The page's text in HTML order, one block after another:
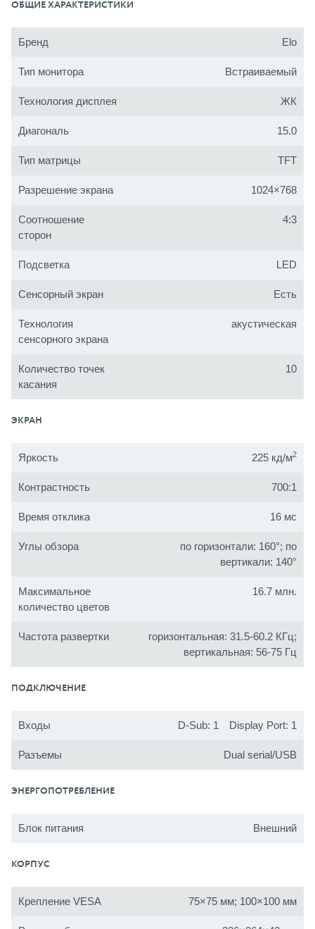
ОБЩИЕ ХАРАКТЕРИСТИКИ
Бренд Elo
Тип монитора Встраиваемый
Технология дисплея ЖК
Диагональ 15.0
Тип матрицы TFT
Разрешение экрана 1024×768
Соотношение
сторон
4:3
Подсветка LED
Сенсорный экран Есть
Технология
сенсорного экрана
акустическая
Количество точек
касания
10
ЭКРАН
Яркость 225 кд/м2
Контрастность 700:1
Время отклика 16 мс
Углы обзора
по горизонтали: 160°; по
вертикали: 140°
Максимальное
количество цветов
16.7 млн.
Частота развертки
горизонтальная: 31.5-60.2 КГц;
вертикальная: 56-75 Гц
ПОДКЛЮЧЕНИЕ
Входы D-Sub: 1 Display Port: 1
Разъемы Dual serial/USB
ЭНЕРГОПОТРЕБЛЕНИЕ
Блок питания Внешний
КОРПУС
Крепление VESA 75×75 мм; 100×100 мм